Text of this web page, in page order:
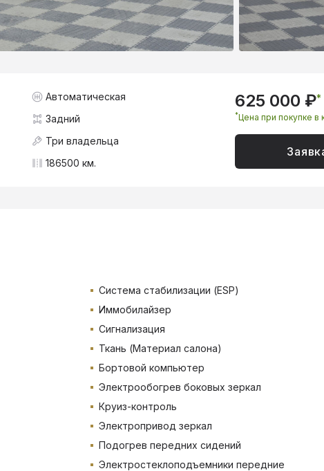
625 000 ₽*
*Цена при покупке в
Автоматическая
Задний
Три владельца
186500 км.
Система стабилизации (ESP)
Иммобилайзер
Сигнализация
Ткань (Материал салона)
Бортовой компьютер
Электрообогрев боковых зеркал
Круиз-контроль
Электропривод зеркал
Подогрев передних сидений
Электростеклоподъемники передние